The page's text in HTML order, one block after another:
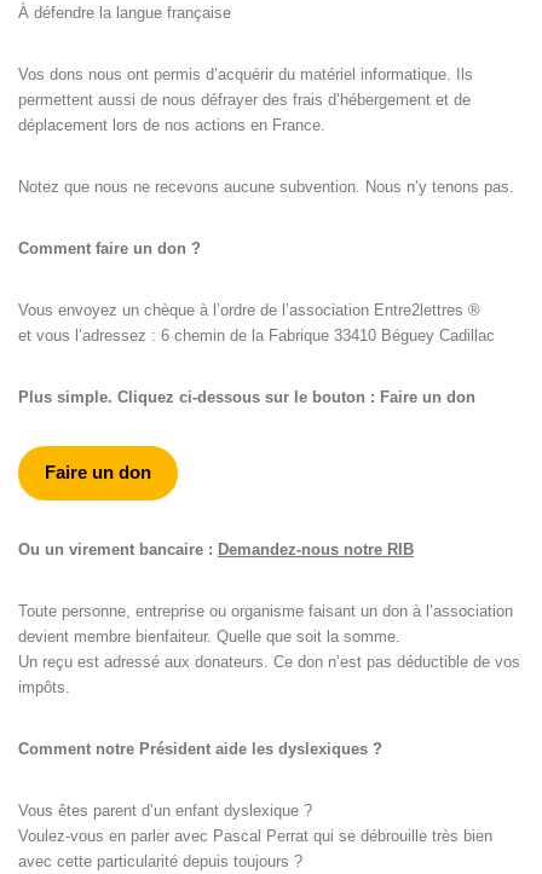
À défendre la langue française
Vos dons nous ont permis d’acquérir du matériel informatique. Ils
permettent aussi de nous défrayer des frais d’hébergement et de
déplacement lors de nos actions en France.
Notez que nous ne recevons aucune subvention. Nous n’y tenons pas.
Comment faire un don ?
Vous envoyez un chèque à l’ordre de l’association Entre2lettres ®
et vous l’adressez : 6 chemin de la Fabrique 33410 Béguey Cadillac
Plus simple. Cliquez ci-dessous sur le bouton : Faire un don
Faire un don
Ou un virement bancaire : Demandez-nous notre RIB
Toute personne, entreprise ou organisme faisant un don à l’association
devient membre bienfaiteur. Quelle que soit la somme.
Un reçu est adressé aux donateurs. Ce don n’est pas déductible de vos
impôts.
Comment notre Président aide les dyslexiques ?
Vous êtes parent d’un enfant dyslexique ?
Voulez-vous en parler avec Pascal Perrat qui se débrouille très bien
avec cette particularité depuis toujours ?